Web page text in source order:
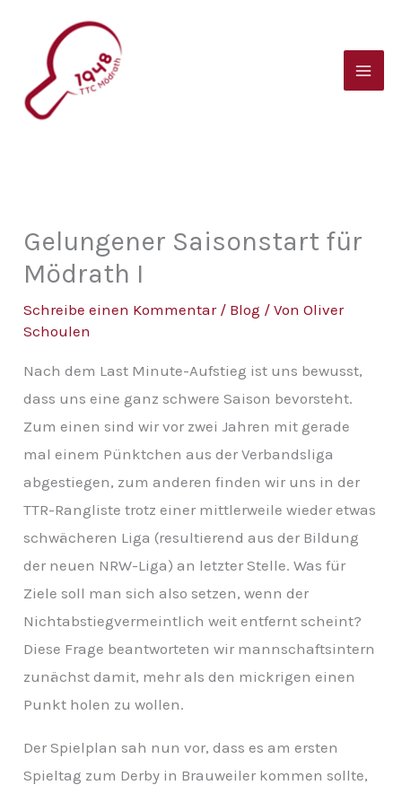
springen
Gelungener Saisonstart für
Mödrath I
Schreibe einen Kommentar / Blog / VonOliver
Schoulen
Nach dem Last Minute-Aufstieg ist uns bewusst,
dass uns eine ganz schwere Saison bevorsteht.
Zum einen sind wir vor zwei Jahren mit gerade
mal einem Pünktchen aus der Verbandsliga
abgestiegen, zum anderen finden wir uns in der
TTR-Rangliste trotz einer mittlerweile wieder etwas
schwächeren Liga (resultierend aus der Bildung
der neuen NRW-Liga) an letzter Stelle. Was für
Ziele soll man sich also setzen, wenn der
Nichtabstiegvermeintlich weit entfernt scheint?
Diese Frage beantworteten wir mannschaftsintern
zunächst damit, mehr als den mickrigen einen
Punkt holen zu wollen.
Der Spielplan sah nun vor, dass es am ersten
Spieltag zum Derby in Brauweiler kommen sollte,
t
c
i